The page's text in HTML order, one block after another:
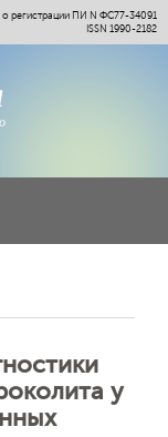
о регистрации ПИ N ФС77-34091
ISSN 1990-2182
у